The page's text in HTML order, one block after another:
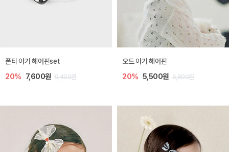
폰티 아기 헤어핀set
20% 7,600원 9,400원
오드 아기 헤어핀
20% 5,500원 6,800원